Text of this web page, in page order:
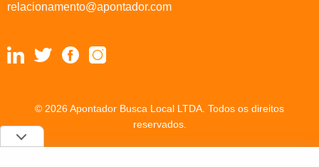
relacionamento@apontador.com
© 2026 Apontador Busca Local LTDA. Todos os direitos
reservados.